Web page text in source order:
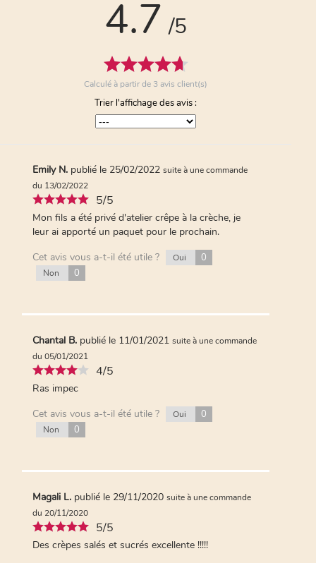
commande du 20/11/2020
5/5
Cet avis vous a-t-il été utile ?
Non 0
4.7 /5
Calculé à partir de 3 avis client(s)
Trier l'affichage des avis :
Emily N. publié le 25/02/2022 suite à une commande
du 13/02/2022
5/5
Mon fils a été privé d'atelier crêpe à la crèche, je
leur ai apporté un paquet pour le prochain.
Cet avis vous a-t-il été utile ?
Oui 0
Non 0
Chantal B. publié le 11/01/2021 suite à une commande
du 05/01/2021
4/5
Ras impec
Cet avis vous a-t-il été utile ?
Oui 0
Non 0
Magali L. publié le 29/11/2020 suite à une commande
du 20/11/2020
5/5
Des crèpes salés et sucrés excellente !!!!!